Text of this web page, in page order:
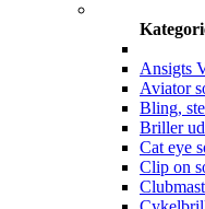
Ansigts
Aviator
Bling,
Briller
Cat eye
Clip on